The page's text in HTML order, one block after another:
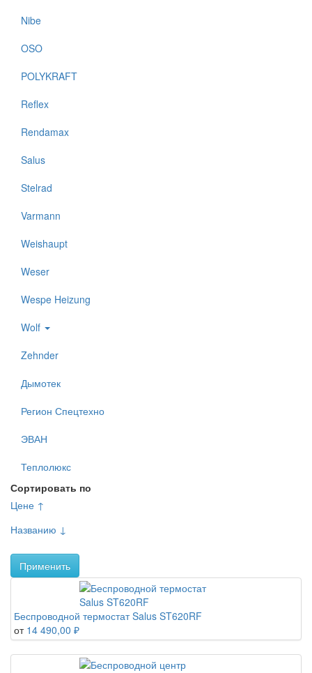
Nibe
OSO
POLYKRAFT
Reflex
Rendamax
Salus
Stelrad
Varmann
Weishaupt
Weser
Wespe Heizung
Wolf
Zehnder
Дымотек
Регион Спецтехно
ЭВАН
Теплолюкс
Сортировать по
Цене ↑
Названию ↓
Применить
Беспроводной термостат Salus ST620RF
от 14 490,00 ₽